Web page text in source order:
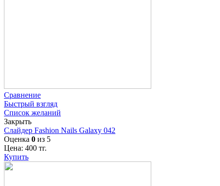
Сравнение
Быстрый взгляд
Список желаний
Закрыть
Слайдер Fashion Nails Galaxy 042
Оценка 0 из 5
Цена: 400 тг.
Купить